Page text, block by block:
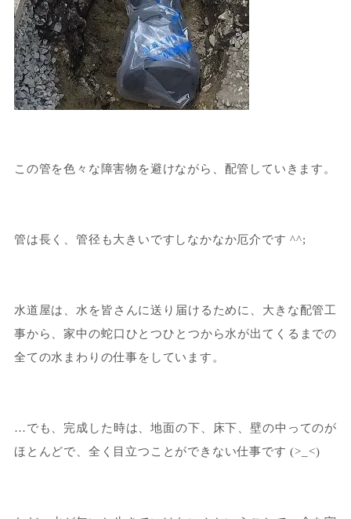
この管を色々な障害物を避けながら、配管していきます。
管は長く、管径も大きいですしなかなか厄介です ^^;
水道屋は、水を皆さんに送り届けるために、大きな配管工
事から、家中の蛇口ひとつひとつから水が出てくるまでの
全ての水まわりの仕事をしています。
…でも、完成した時は、地面の下、床下、壁の中ってのが
ほとんどで、全く目立つことができない仕事です (>_<)